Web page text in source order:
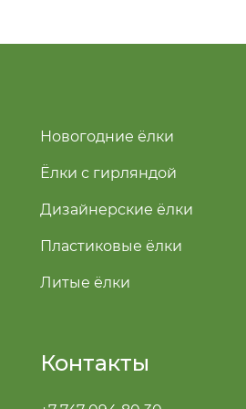
Контакты
Новогодние ёлки
Ёлки с гирляндой
Дизайнерские ёлки
Пластиковые ёлки
Литые ёлки